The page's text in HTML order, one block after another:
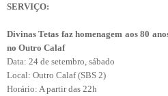
SERVIÇO:
Divinas Tetas faz homenagem aos 80
no Outro Calaf
Data: 24 de setembro, sábado
Local: Outro Calaf (SBS 2)
Horário: A partir das 22h